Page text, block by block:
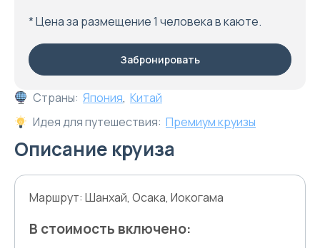
Страны: Япония, Китай
Идея для путешествия: Премиум круизы
Описание круиза
Маршрут: Шанхай, Осака, Иокогама
В стоимость включено:
* Цена за размещение 1 человека в каюте.
Забронировать